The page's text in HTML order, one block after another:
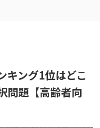
キング1位はどこ
問題【高齢者向